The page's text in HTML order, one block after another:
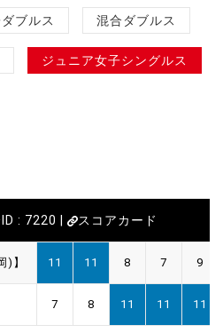
ブルス 混合ダブルス
ジュニア女子シングルス
: 7220 | スコアカード
)】 11 11 8 7 9
7 8 11 11 11